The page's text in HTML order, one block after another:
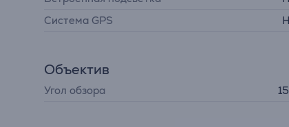
Система GPS
Объектив
Угол обзора